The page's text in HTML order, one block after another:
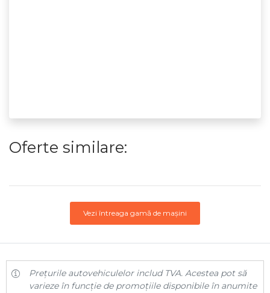
Oferte similare:
Vezi întreaga gamă de mașini
Prețurile autovehiculelor includ TVA. Acestea pot să
varieze în funcție de promoțiile disponibile în anumite